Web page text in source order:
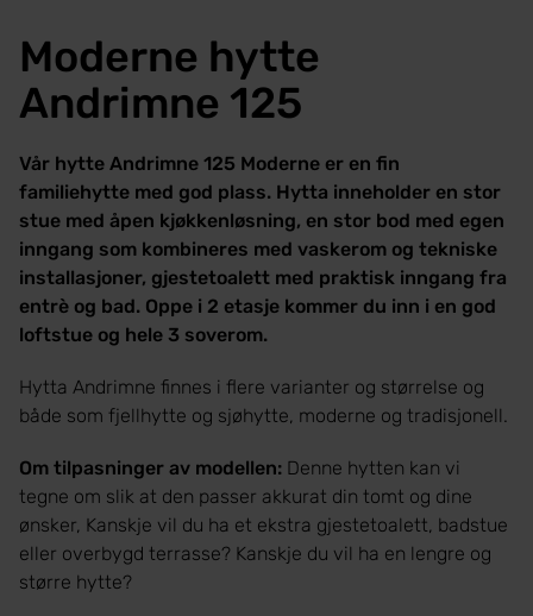
Moderne hytte
Andrimne 125
Vår hytte Andrimne 125 Moderne er en fin
familiehytte med god plass. Hytta inneholder en stor
stue med åpen kjøkkenløsning, en stor bod med egen
inngang som kombineres med vaskerom og tekniske
installasjoner, gjestetoalett med praktisk inngang fra
entrè og bad. Oppe i 2 etasje kommer du inn i en god
loftstue og hele 3 soverom.
Hytta Andrimne finnes i flere varianter og størrelse og
både som fjellhytte og sjøhytte, moderne og tradisjonell.
Om tilpasninger av modellen: Denne hytten kan vi
tegne om slik at den passer akkurat din tomt og dine
ønsker, Kanskje vil du ha et ekstra gjestetoalett, badstue
eller overbygd terrasse? Kanskje du vil ha en lengre og
større hytte?